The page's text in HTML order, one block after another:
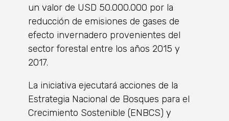
un valor de USD 50.000.000 por la
reducción de emisiones de gases de
efecto invernadero provenientes del
sector forestal entre los años 2015 y
2017.
La iniciativa ejecutará acciones de la
Estrategia Nacional de Bosques para el
Crecimiento Sostenible (ENBCS) y